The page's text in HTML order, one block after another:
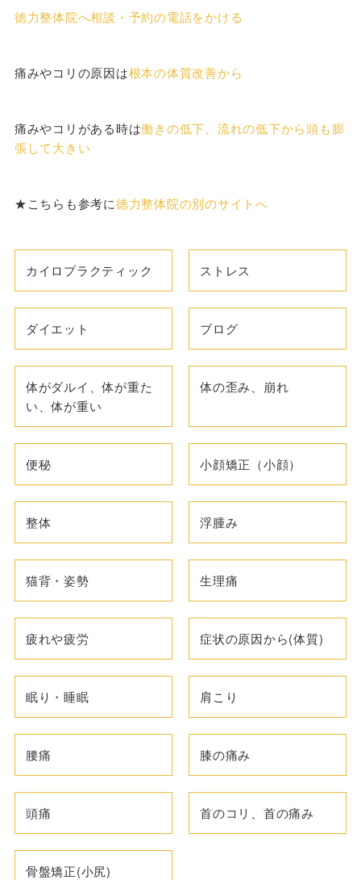
徳力整体院へ相談・予約の電話をかける
痛みやコリの原因は根本の体質改善から
痛みやコリがある時は働きの低下、流れの低下から頭も膨
張して大きい
★こちらも参考に徳力整体院の別のサイトへ
カイロプラクティック ストレス
ダイエット ブログ
体がダルイ、体が重た
い、体が重い
体の歪み、崩れ
便秘 小顔矯正（小顔）
整体 浮腫み
猫背・姿勢 生理痛
疲れや疲労 症状の原因から(体質)
眠り・睡眠 肩こり
腰痛 膝の痛み
頭痛 首のコリ、首の痛み
骨盤矯正(小尻)